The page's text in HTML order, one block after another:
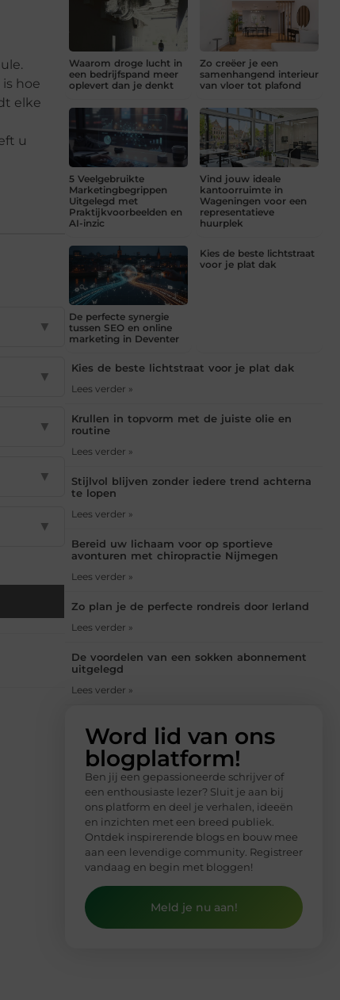
hoe
elke
u
▼
▼
▼
▼
▼
Waarom droge lucht in
een bedrijfspand meer
oplevert dan je denkt
Zo creëer je een
samenhangend interieur
van vloer tot plafond
5 Veelgebruikte
Marketingbegrippen
Uitgelegd met
Praktijkvoorbeelden en
AI-inzic
Vind jouw ideale
kantoorruimte in
Wageningen voor een
representatieve
huurplek
De perfecte synergie
tussen SEO en online
marketing in Deventer
Kies de beste lichtstraat
voor je plat dak
Kies de beste lichtstraat voor je plat dak
Lees verder »
Krullen in topvorm met de juiste olie en
routine
Lees verder »
Stijlvol blijven zonder iedere trend achterna
te lopen
Lees verder »
Bereid uw lichaam voor op sportieve
avonturen met chiropractie Nijmegen
Lees verder »
Zo plan je de perfecte rondreis door Ierland
Lees verder »
De voordelen van een sokken abonnement
uitgelegd
Lees verder »
Word lid van ons
blogplatform!
Ben jij een gepassioneerde schrijver of
een enthousiaste lezer? Sluit je aan bij
ons platform en deel je verhalen, ideeën
en inzichten met een breed publiek.
Ontdek inspirerende blogs en bouw mee
aan een levendige community. Registreer
vandaag en begin met bloggen!
Meld je nu aan!